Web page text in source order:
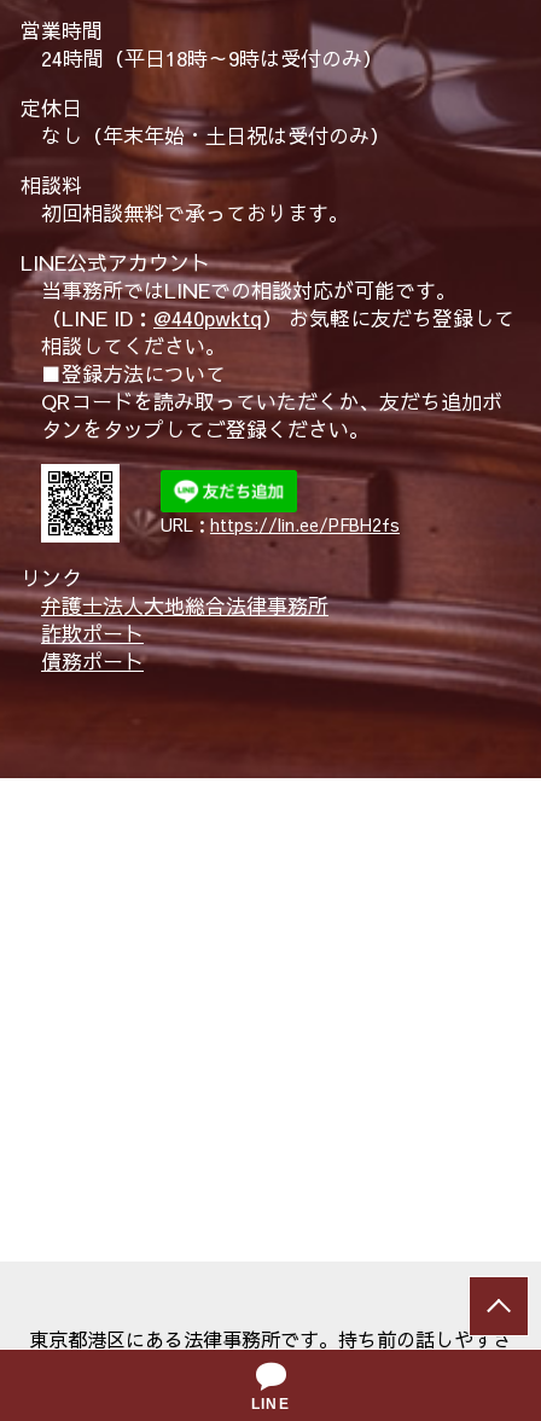
営業時間
24時間（平日18時～9時は受付のみ）
定休日
なし（年末年始・土日祝は受付のみ）
相談料
初回相談無料で承っております。
LINE公式アカウント
当事務所ではLINEでの相談対応が可能です。
（LINE ID： @440pwktq） お気軽に友だち登録して
相談してください。
■登録方法について
QRコードを読み取っていただくか、友だち追加ボ
タンをタップしてご登録ください。
URL： https://lin.ee/PFBH2fs
リンク
弁護士法人大地総合法律事務所
詐欺ポート
債務ポート
東京都港区にある法律事務所です。持ち前の話しやすさ
とフットワークの軽さを生かし、少しでも早く不安を解
消できるようサポートいたします。